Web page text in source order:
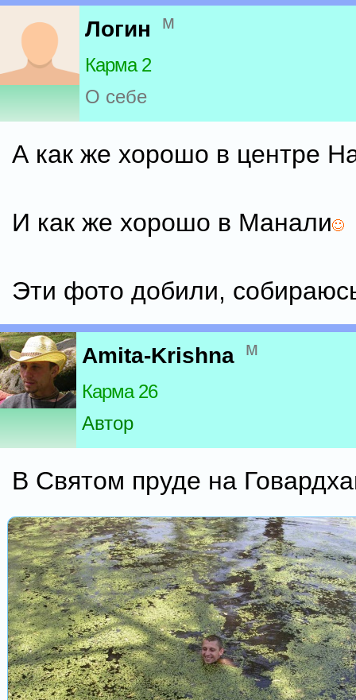
Логин м
Карма 2
О себе
А как же хорошо в центре
И как же хорошо в Манали
Эти фото добили,
Amita-Krishna м
Карма 26
Автор
В Святом пруде на